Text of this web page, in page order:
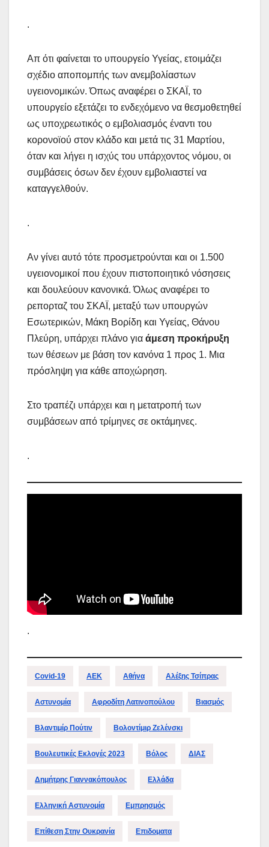
.
Απ ότι φαίνεται το υπουργείο Υγείας, ετοιμάζει
σχέδιο αποπομπής των ανεμβολίαστων
υγειονομικών. Όπως αναφέρει ο ΣΚΑΪ, το
υπουργείο εξετάζει το ενδεχόμενο να θεσμοθετηθεί
ως υποχρεωτικός ο εμβολιασμός έναντι του
κορονοϊού στον κλάδο και μετά τις 31 Μαρτίου,
όταν και λήγει η ισχύς του υπάρχοντος νόμου, οι
συμβάσεις όσων δεν έχουν εμβολιαστεί να
καταγγελθούν.
.
Αν γίνει αυτό τότε προσμετρούνται και οι 1.500
υγειονομικοί που έχουν πιστοποιητικό νόσησεις
και δουλεύουν κανονικά. Όλως αναφέρει το
ρεπορταζ του ΣΚΑΪ, μεταξύ των υπουργών
Εσωτερικών, Μάκη Βορίδη και Υγείας, Θάνου
Πλεύρη, υπάρχει πλάνο για άμεση προκήρυξη
των θέσεων με βάση τον κανόνα 1 προς 1. Μια
πρόσληψη για κάθε αποχώρηση.
Στο τραπέζι υπάρχει και η μετατροπή των
συμβάσεων από τρίμηνες σε οκτάμηνες.
.
.
Covid-19 ΑΕΚ Αθήνα Αλέξης Τσίπρας
Αστυνομία Αφροδίτη Λατινοπούλου Βιασμός
Βλαντιμίρ Πούτιν Βολοντίμιρ Ζελένσκι
Βουλευτικές Εκλογές 2023 Βόλος ΔΙΑΣ
Δημήτρης Γιαννακόπουλος Ελλάδα
Ελληνική Αστυνομία Εμπρησμός
Επίθεση Στην Ουκρανία Επιδοματα